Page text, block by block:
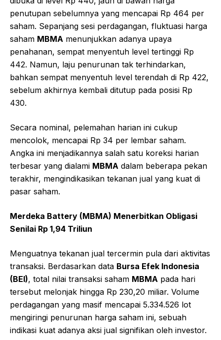
penutupan sebelumnya yang mencapai Rp 464 per
saham. Sepanjang sesi perdagangan, fluktuasi harga
saham MBMA menunjukkan adanya upaya
penahanan, sempat menyentuh level tertinggi Rp
442. Namun, laju penurunan tak terhindarkan,
bahkan sempat menyentuh level terendah di Rp 422,
sebelum akhirnya kembali ditutup pada posisi Rp
430.
Secara nominal, pelemahan harian ini cukup
mencolok, mencapai Rp 34 per lembar saham.
Angka ini menjadikannya salah satu koreksi harian
terbesar yang dialami MBMA dalam beberapa pekan
terakhir, mengindikasikan tekanan jual yang kuat di
pasar saham.
Merdeka Battery (MBMA) Menerbitkan Obligasi
Senilai Rp 1,94 Triliun
Menguatnya tekanan jual tercermin pula dari aktivitas
transaksi. Berdasarkan data Bursa Efek Indonesia
(BEI), total nilai transaksi saham MBMA pada hari
tersebut melonjak hingga Rp 230,20 miliar. Volume
perdagangan yang masif mencapai 5.334.526 lot
mengiringi penurunan harga saham ini, sebuah
indikasi kuat adanya aksi jual signifikan oleh investor.